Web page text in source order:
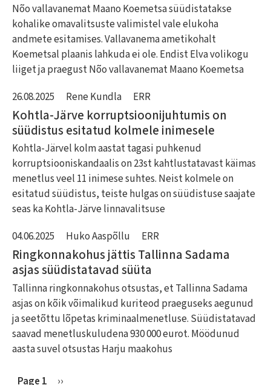
Nõo vallavanemat Maano Koemetsa süüdistatakse
kohalike omavalitsuste valimistel vale elukoha
andmete esitamises. Vallavanema ametikohalt
Koemetsal plaanis lahkuda ei ole. Endist Elva volikogu
liiget ja praegust Nõo vallavanemat Maano Koemetsa
26.08.2025 Rene Kundla ERR
Kohtla-Järve korruptsioonijuhtumis on
süüdistus esitatud kolmele inimesele
Kohtla-Järvel kolm aastat tagasi puhkenud
korruptsiooniskandaalis on 23st kahtlustatavast käimas
menetlus veel 11 inimese suhtes. Neist kolmele on
esitatud süüdistus, teiste hulgas on süüdistuse saajate
seas ka Kohtla-Järve linnavalitsuse
04.06.2025 Huko Aaspõllu ERR
Ringkonnakohus jättis Tallinna Sadama
asjas süüdistatavad süüta
Tallinna ringkonnakohus otsustas, et Tallinna Sadama
asjas on kõik võimalikud kuriteod praeguseks aegunud
ja seetõttu lõpetas kriminaalmenetluse. Süüdistatavad
saavad menetluskuludena 930 000 eurot. Möödunud
aasta suvel otsustas Harju maakohus
Page 1 Next
››